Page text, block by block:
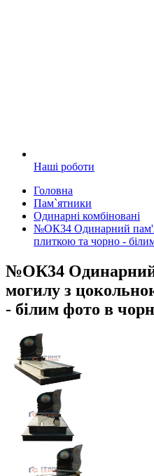
Наші роботи
Головна
Пам`ятники
Одинарні комбіновані
№ОК34 Одинарний
плиткою та чорно -
№ОК34
могилу з
- білим фото в